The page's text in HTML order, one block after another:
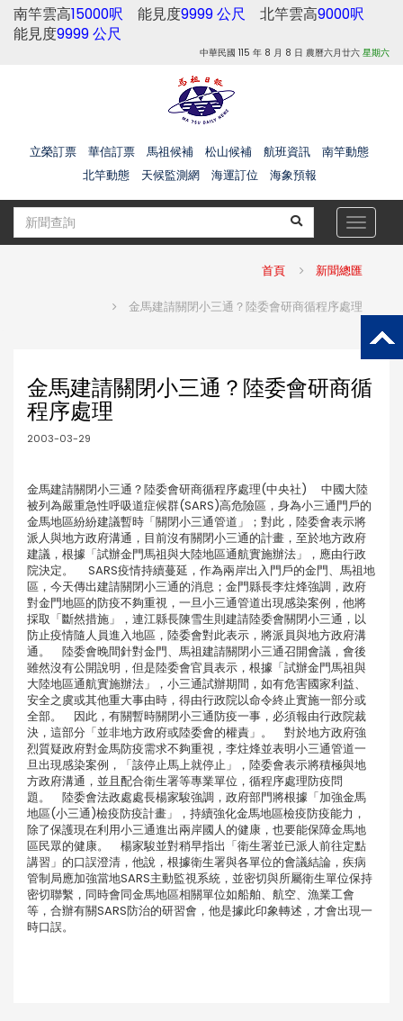
南竿雲高15000呎 能見度9999 公尺 北竿雲高9000呎
能見度9999 公尺
中華民國 115 年 8 月 8 日 農曆六月廿六 星期六
立榮訂票 華信訂票 馬祖候補 松山候補 航班資訊
南竿動態
北竿動態
天候監測網 海運訂位 海象預報
Toggle
首頁 新聞總匯
金馬建請關閉小三通？陸委會研商循程序處理
金馬建請關閉小三通？陸委會研商循
程序處理
2003-03-29
金馬建請關閉小三通？陸委會研商循程序處理(中央社) 中國大陸
被列為嚴重急性呼吸道症候群(SARS)高危險區，身為小三通門戶的
金馬地區紛紛建議暫時「關閉小三通管道」；對此，陸委會表示將
派人與地方政府溝通，目前沒有關閉小三通的計畫，至於地方政府
建議，根據「試辦金門馬祖與大陸地區通航實施辦法」，應由行政
院決定。 SARS疫情持續蔓延，作為兩岸出入門戶的金門、馬祖地
區，今天傳出建請關閉小三通的消息；金門縣長李炷烽強調，政府
對金門地區的防疫不夠重視，一旦小三通管道出現感染案例，他將
採取「斷然措施」，連江縣長陳雪生則建請陸委會關閉小三通，以
防止疫情隨人員進入地區，陸委會對此表示，將派員與地方政府溝
通。 陸委會晚間針對金門、馬祖建請關閉小三通召開會議，會後
雖然沒有公開說明，但是陸委會官員表示，根據「試辦金門馬祖與
大陸地區通航實施辦法」，小三通試辦期間，如有危害國家利益、
安全之虞或其他重大事由時，得由行政院以命令終止實施一部分或
全部。 因此，有關暫時關閉小三通防疫一事，必須報由行政院裁
決，這部分「並非地方政府或陸委會的權責」。 對於地方政府強
烈質疑政府對金馬防疫需求不夠重視，李炷烽並表明小三通管道一
旦出現感染案例，「該停止馬上就停止」，陸委會表示將積極與地
方政府溝通，並且配合衛生署等專業單位，循程序處理防疫問
題。 陸委會法政處處長楊家駿強調，政府部門將根據「加強金馬
地區(小三通)檢疫防疫計畫」，持續強化金馬地區檢疫防疫能力，
除了保護現在利用小三通進出兩岸國人的健康，也要能保障金馬地
區民眾的健康。 楊家駿並對稍早指出「衛生署並已派人前往定點
講習」的口誤澄清，他說，根據衛生署與各單位的會議結論，疾病
管制局應加強當地SARS主動監視系統，並密切與所屬衛生單位保持
密切聯繫，同時會同金馬地區相關單位如船舶、航空、漁業工會
等，合辦有關SARS防治的研習會，他是據此印象轉述，才會出現一
時口誤。